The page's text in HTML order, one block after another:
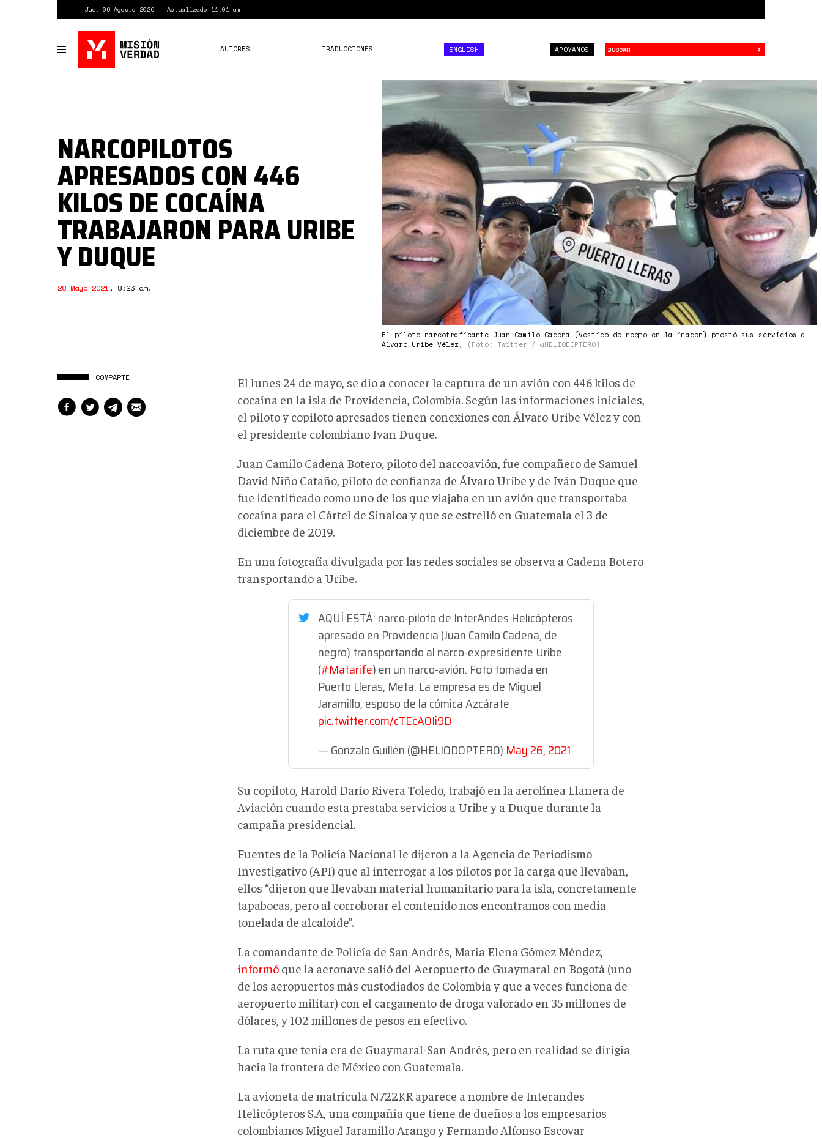
Jue. 06 Agosto 2026 Actualizado 11:01 am
Toggle
navigation
APÓYANOS
AUTORES TRADUCCIONES ENGLISH ›
ap.jpg
El piloto narcotraficante Juan Camilo Cadena (vestido de negro en la imagen) prestó sus servicios a
Álvaro Uribe Vélez,
(Foto: Twitter / @HELIODOPTERO)
NARCOPILOTOS
APRESADOS CON 446
KILOS DE COCAÍNA
TRABAJARON PARA URIBE
Y DUQUE
28 Mayo 2021, 8:23 am.
COMPARTE
El lunes 24 de mayo, se dio a conocer la captura de un avión con 446 kilos de
cocaína en la isla de Providencia, Colombia. Según las informaciones iniciales,
el piloto y copiloto apresados tienen conexiones con Álvaro Uribe Vélez y con
el presidente colombiano Ivan Duque.
Juan Camilo Cadena Botero, piloto del narcoavión, fue compañero de Samuel
David Niño Cataño, piloto de confianza de Álvaro Uribe y de Iván Duque que
fue identificado como uno de los que viajaba en un avión que transportaba
cocaína para el Cártel de Sinaloa y que se estrelló en Guatemala el 3 de
diciembre de 2019.
En una fotografía divulgada por las redes sociales se observa a Cadena Botero
transportando a Uribe.
AQUÍ ESTÁ: narco-piloto de InterAndes Helicópteros
apresado en Providencia (Juan Camilo Cadena, de
negro) transportando al narco-expresidente Uribe
(#Matarife) en un narco-avión. Foto tomada en
Puerto Lleras, Meta. La empresa es de Miguel
Jaramillo, esposo de la cómica Azcárate
pic.twitter.com/cTEcAOIi9D
— Gonzalo Guillén (@HELIODOPTERO) May 26, 2021
Su copiloto, Harold Darío Rivera Toledo, trabajó en la aerolínea Llanera de
Aviación cuando esta prestaba servicios a Uribe y a Duque durante la
campaña presidencial.
Fuentes de la Policía Nacional le dijeron a la Agencia de Periodismo
Investigativo (API) que al interrogar a los pilotos por la carga que llevaban,
ellos “dijeron que llevaban material humanitario para la isla, concretamente
tapabocas, pero al corroborar el contenido nos encontramos con media
tonelada de alcaloide”.
La comandante de Policía de San Andrés, María Elena Gómez Méndez,
informó que la aeronave salió del Aeropuerto de Guaymaral en Bogotá (uno
de los aeropuertos más custodiados de Colombia y que a veces funciona de
aeropuerto militar) con el cargamento de droga valorado en 35 millones de
dólares, y 102 millones de pesos en efectivo.
La ruta que tenía era de Guaymaral-San Andrés, pero en realidad se dirigía
hacia la frontera de México con Guatemala.
La avioneta de matrícula N722KR aparece a nombre de Interandes
Helicópteros S.A, una compañía que tiene de dueños a los empresarios
colombianos Miguel Jaramillo Arango y Fernando Alfonso Escovar